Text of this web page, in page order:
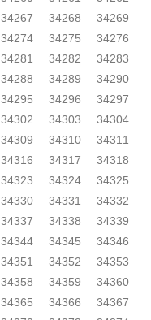
34267 34268
34269
34274 34275
34276
34281 34282
34283
34288 34289
34290
34295 34296
34297
34302 34303
34304
34309 34310
34311
34316 34317
34318
34323 34324
34325
34330 34331
34332
34337 34338
34339
34344 34345
34346
34351 34352
34353
34358 34359
34360
34365 34366
34367